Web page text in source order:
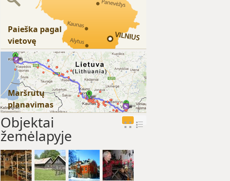
Paieška pagal
vietovę
Maršrutų
planavimas
Objektai
žemėlapyje